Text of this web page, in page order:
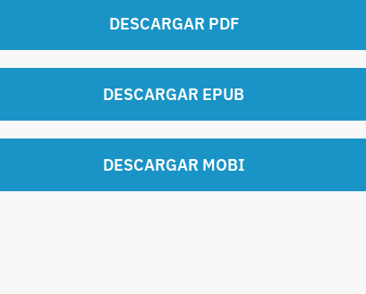
DESCARGAR PDF
DESCARGAR EPUB
DESCARGAR MOBI